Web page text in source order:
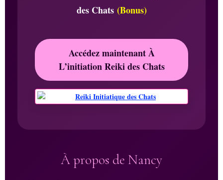
des Chats (Bonus)
Accédez maintenant À
L’initiation Reiki des Chats
À propos de Nancy